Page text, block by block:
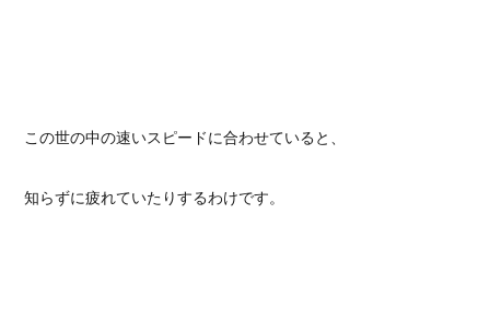
この世の中の速いスピードに合わせていると、
知らずに疲れていたりするわけです。